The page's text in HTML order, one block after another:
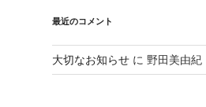
最近のコメント
大切なお知らせに 野田美由紀